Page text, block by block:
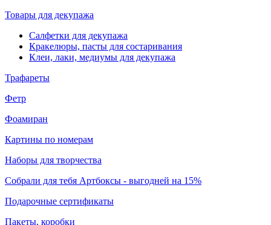
Товары для декупажа
Салфетки для декупажа
Кракелюры, пасты для состаривания
Клеи, лаки, медиумы для декупажа
Трафареты
Фетр
Фоамиран
Картины по номерам
Наборы для творчества
Собрали для тебя Артбоксы - выгодней на 15%
Подарочные сертификаты
Пакеты, коробки